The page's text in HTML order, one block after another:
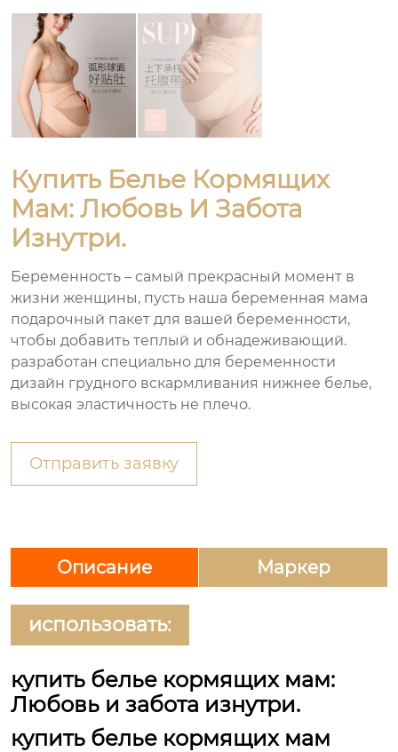
Купить Белье Кормящих
Мам: Любовь И Забота
Изнутри.
Беременность – самый прекрасный момент в
жизни женщины, пусть наша беременная мама
подарочный пакет для вашей беременности,
чтобы добавить теплый и обнадеживающий.
разработан специально для беременности
дизайн грудного вскармливания нижнее белье,
высокая эластичность не плечо.
Отправить заявку
Описание Маркер
использовать:
купить белье кормящих мам:
Любовь и забота изнутри.
купить белье кормящих мам